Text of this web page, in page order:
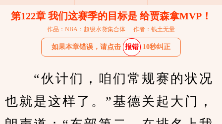
第122章 我们这赛季的目标是 给贾森拿MVP！
作品：NBA：超级水货集合体 作者：钱土无量
如果本章错误，请点击 报错 10秒纠正
“伙计们，咱们常规赛的状况
也就是这样了。”基德关起大门，